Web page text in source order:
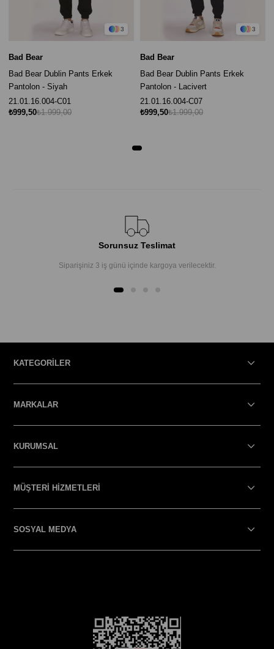
3
Bad Bear
Bad Bear Dublin Pants Erkek
Pantolon - Siyah
21.01.16.004-C01
₺999,50₺1.999,00
3
Bad Bear
Bad Bear Dublin Pants Erkek
Pantolon - Lacivert
21.01.16.004-C07
₺999,50₺1.999,00
Sorunsuz Teslimat
Siparişiniz 3 iş günü içinde kargoya verilecektir.
KATEGORİLER
MARKALAR
KURUMSAL
MÜŞTERİ HİZMETLERİ
SOSYAL MEDYA